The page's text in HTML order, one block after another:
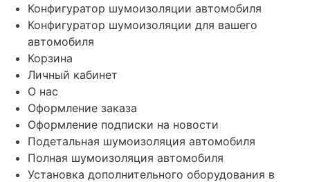
Конфигуратор шумоизоляции автомобиля
Конфигуратор шумоизоляции для вашего
автомобиля
Корзина
Личный кабинет
О нас
Оформление заказа
Оформление подписки на новости
Подетальная шумоизоляция автомобиля
Полная шумоизоляция автомобиля
Установка дополнительного оборудования в